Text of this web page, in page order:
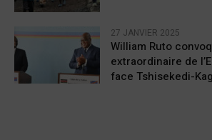
27 JANVIER 2025
William Ruto
extraordinaire de
face Tshisekedi-